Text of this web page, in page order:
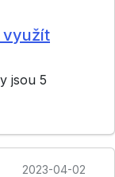
využít
jsou 5
2023-04-02